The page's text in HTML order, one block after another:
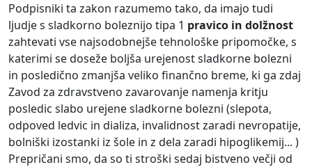
Podpisniki ta zakon razumemo tako, da imajo tudi
ljudje s sladkorno boleznijo tipa 1 pravico in dolžnost
zahtevati vse najsodobnejše tehnološke pripomočke, s
katerimi se doseže boljša urejenost sladkorne bolezni
in posledično zmanjša veliko finančno breme, ki ga zdaj
Zavod za zdravstveno zavarovanje namenja kritju
posledic slabo urejene sladkorne bolezni (slepota,
odpoved ledvic in dializa, invalidnost zaradi nevropatije,
bolniški izostanki iz šole in z dela zaradi hipoglikemij... )
Prepričani smo, da so ti stroški sedaj bistveno večji od